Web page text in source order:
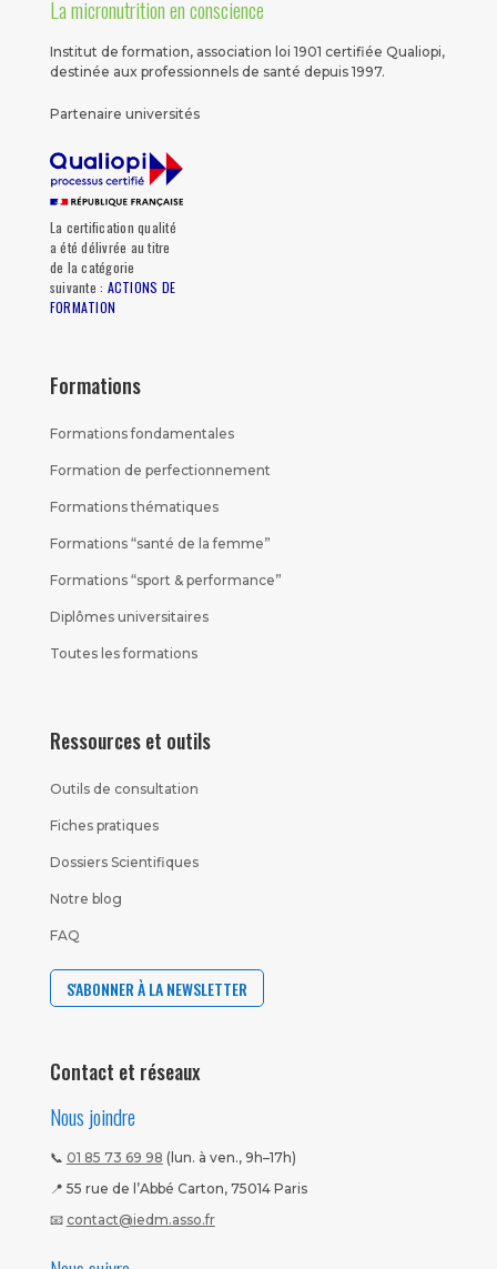
La micronutrition en conscience
Institut de formation, association loi 1901 certifiée Qualiopi,
destinée aux professionnels de santé depuis 1997.
Partenaire universités
La certification qualité
a été délivrée au titre
de la catégorie
suivante : ACTIONS DE
FORMATION
Formations
Formations fondamentales
Formation de perfectionnement
Formations thématiques
Formations “santé de la femme”
Formations “sport & performance”
Diplômes universitaires
Toutes les formations
Ressources et outils
Outils de consultation
Fiches pratiques
Dossiers Scientifiques
Notre blog
FAQ
S'ABONNER À LA NEWSLETTER
Contact et réseaux
Nous joindre
📞 01 85 73 69 98 (lun. à ven., 9h–17h)
📍 55 rue de l’Abbé Carton, 75014 Paris
📧 contact@iedm.asso.fr